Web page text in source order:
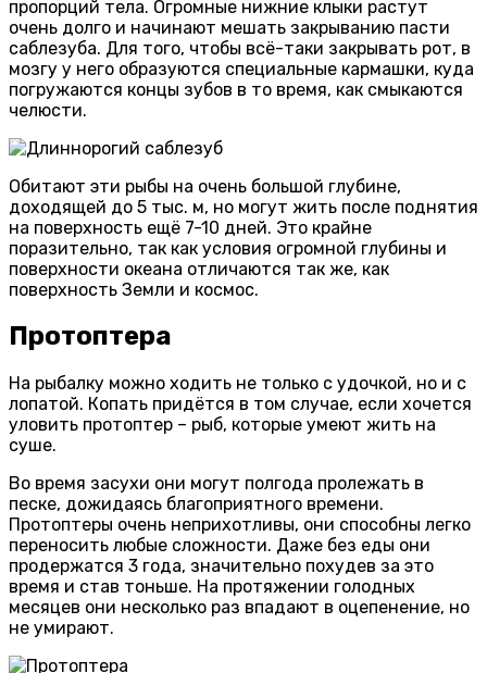
пропорций тела. Огромные нижние клыки растут
очень долго и начинают мешать закрыванию пасти
саблезуба. Для того, чтобы всё-таки закрывать рот, в
мозгу у него образуются специальные кармашки, куда
погружаются концы зубов в то время, как смыкаются
челюсти.
Обитают эти рыбы на очень большой глубине,
доходящей до 5 тыс. м, но могут жить после поднятия
на поверхность ещё 7-10 дней. Это крайне
поразительно, так как условия огромной глубины и
поверхности океана отличаются так же, как
поверхность Земли и космос.
Протоптера
На рыбалку можно ходить не только с удочкой, но и с
лопатой. Копать придётся в том случае, если хочется
уловить протоптер – рыб, которые умеют жить на
суше.
Во время засухи они могут полгода пролежать в
песке, дожидаясь благоприятного времени.
Протоптеры очень неприхотливы, они способны легко
переносить любые сложности. Даже без еды они
продержатся 3 года, значительно похудев за это
время и став тоньше. На протяжении голодных
месяцев они несколько раз впадают в оцепенение, но
не умирают.